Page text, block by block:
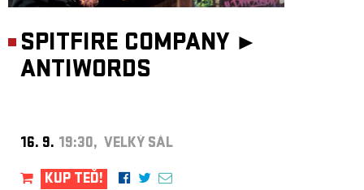
SPITFIRE COMPANY ►
ANTIWORDS
16. 9. 19:30, VELKÝ SÁL
KUP TEĎ!